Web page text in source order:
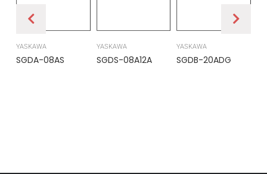
YASKAWA
SGDA-08AS
YASKAWA
SGDS-08A12A
YASKAWA
SGDB-20ADG